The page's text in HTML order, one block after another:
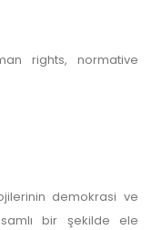
rights, normative
demokrasi ve
bir şekilde ele